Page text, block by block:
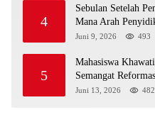
4
Sebulan Setelah
Mana Arah
Juni 9, 2026 493
5
Mahasiswa
Semangat
Juni 13, 2026 482